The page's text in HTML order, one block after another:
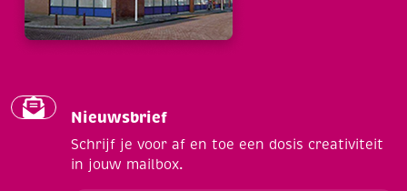
Nieuwsbrief
Schrijf je voor af en toe een dosis creativiteit
in jouw mailbox.